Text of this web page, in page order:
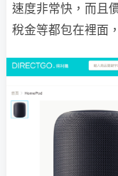
速度非常快，而且
稅金等都包在裡面